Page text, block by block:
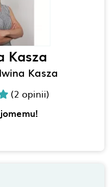
Kasza
Kasza
(2 opinii)